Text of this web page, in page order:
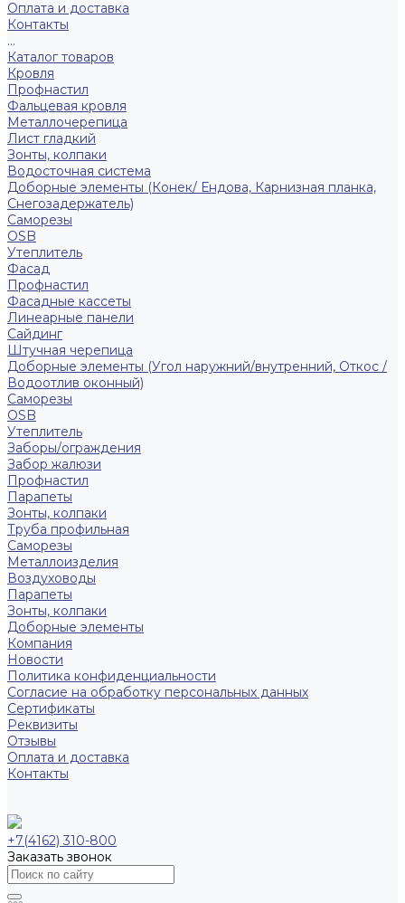
Оплата и доставка
Контакты
...
Каталог товаров
Кровля
Профнастил
Фальцевая кровля
Металлочерепица
Лист гладкий
Зонты, колпаки
Водосточная система
Доборные элементы (Конек/ Ендова, Карнизная планка,
Снегозадержатель)
Саморезы
ОSB
Утеплитель
Фасад
Профнастил
Фасадные кассеты
Линеарные панели
Сайдинг
Штучная черепица
Доборные элементы (Угол наружний/внутренний, Откос /
Водоотлив оконный)
Саморезы
OSB
Утеплитель
Заборы/ограждения
Забор жалюзи
Профнастил
Парапеты
Зонты, колпаки
Труба профильная
Саморезы
Металлоизделия
Воздуховоды
Парапеты
Зонты, колпаки
Доборные элементы
Компания
Новости
Политика конфиденциальности
Согласие на обработку персональных данных
Сертификаты
Реквизиты
Отзывы
Оплата и доставка
Контакты
+7(4162) 310-800
Заказать звонок